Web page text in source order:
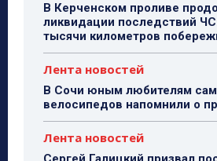
В Керченском проливе
ликвидации последствий
тысячи километров
Лента новостей
В Сочи юным любителям
велосипедов напомнили о
Лента новостей